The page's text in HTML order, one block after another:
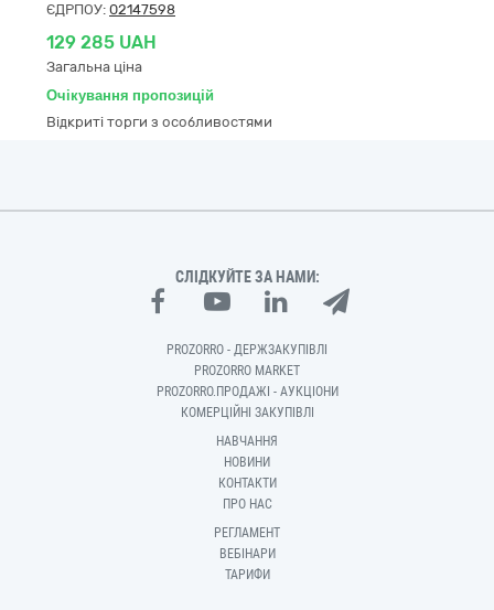
ЄДРПОУ: 02147598
129 285 UAH
Загальна ціна
Очікування пропозицій
Відкриті торги з особливостями
СЛІДКУЙТЕ ЗА НАМИ:
PROZORRO - ДЕРЖЗАКУПІВЛІ
PROZORRO MARKET
PROZORRO.ПРОДАЖІ - АУКЦІОНИ
КОМЕРЦІЙНІ ЗАКУПІВЛІ
НАВЧАННЯ
НОВИНИ
КОНТАКТИ
ПРО НАС
РЕГЛАМЕНТ
ВЕБІНАРИ
ТАРИФИ